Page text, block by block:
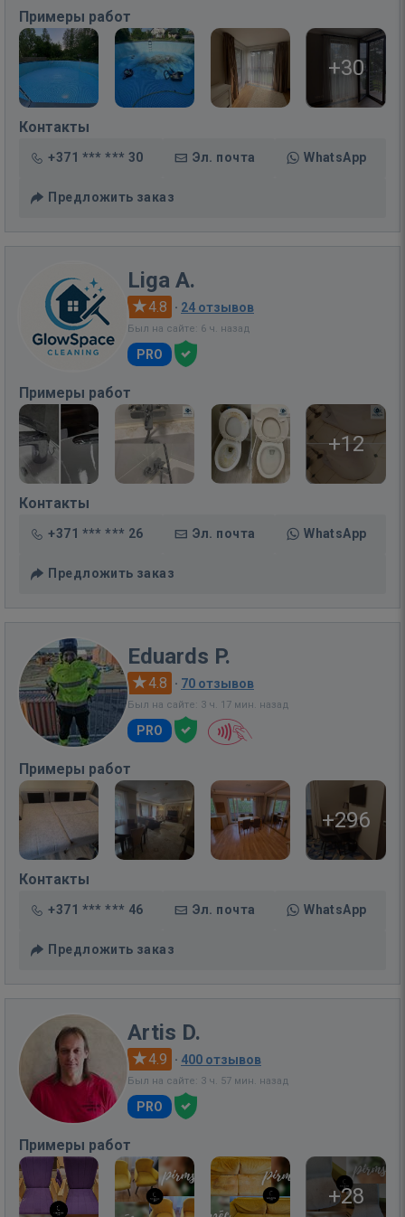
Примеры работ
+30
Контакты
+371 *** *** 30 Эл. почта WhatsApp
Предложить заказ
Liga A.
4.8 · 24 отзывов
Был на сайте: 6 ч. назад
PRO
Примеры работ
+12
Контакты
+371 *** *** 26 Эл. почта WhatsApp
Предложить заказ
Eduards P.
4.8 · 70 отзывов
Был на сайте: 3 ч. 17 мин. назад
PRO
Примеры работ
+296
Контакты
+371 *** *** 46 Эл. почта WhatsApp
Предложить заказ
Artis D.
4.9 · 400 отзывов
Был на сайте: 3 ч. 57 мин. назад
PRO
Примеры работ
+28